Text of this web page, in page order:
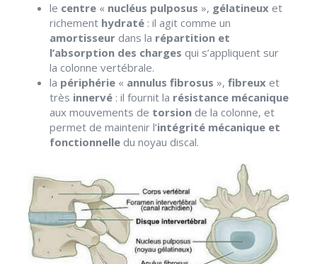
le centre « nucléus pulposus », gélatineux et
richement hydraté : il agit comme un
amortisseur dans la répartition et
l’absorption des charges qui s’appliquent sur
la colonne vertébrale.
la périphérie « annulus fibrosus », fibreux et
très innervé : il fournit la résistance mécanique
aux mouvements de torsion de la colonne, et
permet de maintenir l’intégrité mécanique et
fonctionnelle du noyau discal.